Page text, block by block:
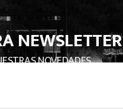
NEWSLETTER
NOVEDADES